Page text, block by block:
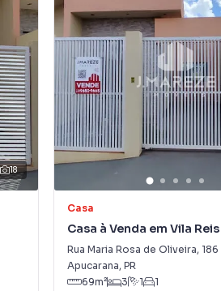
18
Casa
Casa à Venda em Vila Reis
Rua Maria Rosa de Oliveira, 186
Apucarana, PR
69m² 3 1 1